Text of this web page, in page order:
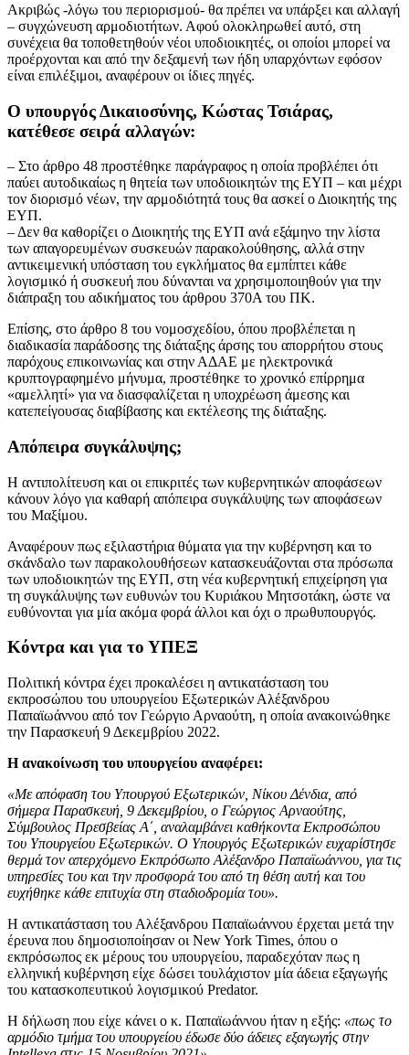
Ακριβώς -λόγω του περιορισμού- θα πρέπει να υπάρξει και αλλαγή
– συγχώνευση αρμοδιοτήτων. Αφού ολοκληρωθεί αυτό, στη
συνέχεια θα τοποθετηθούν νέοι υποδιοικητές, οι οποίοι μπορεί να
προέρχονται και από την δεξαμενή των ήδη υπαρχόντων εφόσον
είναι επιλέξιμοι, αναφέρουν οι ίδιες πηγές.
Ο υπουργός Δικαιοσύνης, Κώστας Τσιάρας,
κατέθεσε σειρά αλλαγών:
– Στο άρθρο 48 προστέθηκε παράγραφος η οποία προβλέπει ότι
παύει αυτοδικαίως η θητεία των υποδιοικητών της ΕΥΠ – και μέχρι
τον διορισμό νέων, την αρμοδιότητά τους θα ασκεί ο Διοικητής της
ΕΥΠ.
– Δεν θα καθορίζει ο Διοικητής της ΕΥΠ ανά εξάμηνο την λίστα
των απαγορευμένων συσκευών παρακολούθησης, αλλά στην
αντικειμενική υπόσταση του εγκλήματος θα εμπίπτει κάθε
λογισμικό ή συσκευή που δύνανται να χρησιμοποιηθούν για την
διάπραξη του αδικήματος του άρθρου 370Α του ΠΚ.
Επίσης, στο άρθρο 8 του νομοσχεδίου, όπου προβλέπεται η
διαδικασία παράδοσης της διάταξης άρσης του απορρήτου στους
παρόχους επικοινωνίας και στην ΑΔΑΕ με ηλεκτρονικά
κρυπτογραφημένο μήνυμα, προστέθηκε το χρονικό επίρρημα
«αμελλητί» για να διασφαλίζεται η υποχρέωση άμεσης και
κατεπείγουσας διαβίβασης και εκτέλεσης της διάταξης.
Απόπειρα συγκάλυψης;
Η αντιπολίτευση και οι επικριτές των κυβερνητικών αποφάσεων
κάνουν λόγο για καθαρή απόπειρα συγκάλυψης των αποφάσεων
του Μαξίμου.
Αναφέρουν πως εξιλαστήρια θύματα για την κυβέρνηση και το
σκάνδαλο των παρακολουθήσεων κατασκευάζονται στα πρόσωπα
των υποδιοικητών της ΕΥΠ, στη νέα κυβερνητική επιχείρηση για
τη συγκάλυψης των ευθυνών του Κυριάκου Μητσοτάκη, ώστε να
ευθύνονται για μία ακόμα φορά άλλοι και όχι ο πρωθυπουργός.
Κόντρα και για το ΥΠΕΞ
Πολιτική κόντρα έχει προκαλέσει η αντικατάσταση του
εκπροσώπου του υπουργείου Εξωτερικών Αλέξανδρου
Παπαϊωάννου από τον Γεώργιο Αρναούτη, η οποία ανακοινώθηκε
την Παρασκευή 9 Δεκεμβρίου 2022.
Η ανακοίνωση του υπουργείου αναφέρει:
«Με απόφαση του Υπουργού Εξωτερικών, Νίκου Δένδια, από
σήμερα Παρασκευή, 9 Δεκεμβρίου, ο Γεώργιος Αρναούτης,
Σύμβουλος Πρεσβείας Α΄, αναλαμβάνει καθήκοντα Εκπροσώπου
του Υπουργείου Εξωτερικών. O Υπουργός Εξωτερικών ευχαρίστησε
θερμά τον απερχόμενο Εκπρόσωπο Αλέξανδρο Παπαϊωάννου, για τις
υπηρεσίες του και την προσφορά του από τη θέση αυτή και του
ευχήθηκε κάθε επιτυχία στη σταδιοδρομία του».
Η αντικατάσταση του Αλέξανδρου Παπαϊωάννου έρχεται μετά την
έρευνα που δημοσιοποίησαν οι New York Times, όπου ο
εκπρόσωπος εκ μέρους του υπουργείου, παραδεχόταν πως η
ελληνική κυβέρνηση είχε δώσει τουλάχιστον μία άδεια εξαγωγής
του κατασκοπευτικού λογισμικού Predator.
Η δήλωση που είχε κάνει ο κ. Παπαϊωάννου ήταν η εξής: «πως το
αρμόδιο τμήμα του υπουργείου έδωσε δύο άδειες εξαγωγής στην